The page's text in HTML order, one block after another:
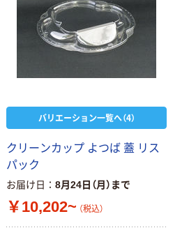
バリエーション一覧へ（4）
クリーンカップ よつば 蓋 リス
パック
お届け日 8月24日（月）まで
￥10,202~ （税込）